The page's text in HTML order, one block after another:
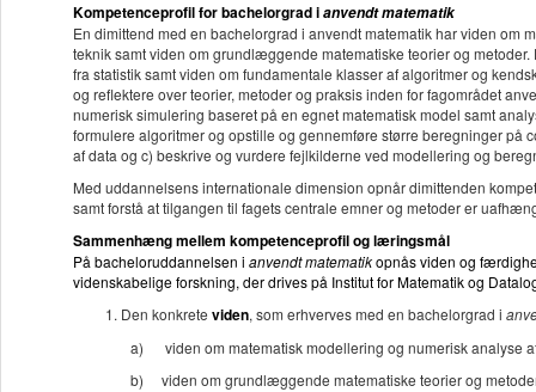
Kompetenceprofil for bachelorgrad ianvendt matematik
En dimittend med en bachelorgrad i anvendt matematik har viden
teknik samt viden om grundlæggende matematiske teorier og
fra statistik samt viden om fundamentale klasser af algoritmer og
og reflektere over teorier, metoder og praksis inden for fagområdet
numerisk simulering baseret på en egnet matematisk model samt
formulere algoritmer og opstille og gennemføre større beregninger på
af data og c) beskrive og vurdere fejlkilderne ved modellering og
Med uddannelsens internationale dimension opnår dimittenden
samt forstå at tilgangen til fagets centrale emner og metoder er
Sammenhæng mellem kompetenceprofil og læringsmål
På bacheloruddannelsen i anvendt matematikopnås viden og
videnskabelige forskning, der drives på Institut for Matematik og
Den konkrete viden, som erhverves med en bachelorgrad i
a)
viden om matematisk modellering og numerisk analyse
b)
viden om grundlæggende matematiske teorier og